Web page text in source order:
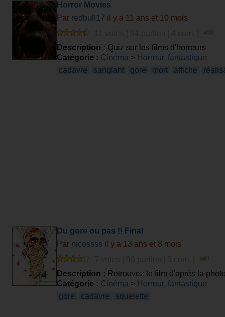
Horror Movies
Par redbull17 il y a 11 ans et 10 mois
Description : Quiz sur les films d'horreurs
Catégorie : Cinéma > Horreur, fantastique
cadavre
sanglant gore mort affiche
Du gore ou pas !! Final
Par nicossss il y a 13 ans et 8 mois
Description : Retrouvez le film d'après la
Catégorie : Cinéma > Horreur, fantastique
gore
cadavre squelette